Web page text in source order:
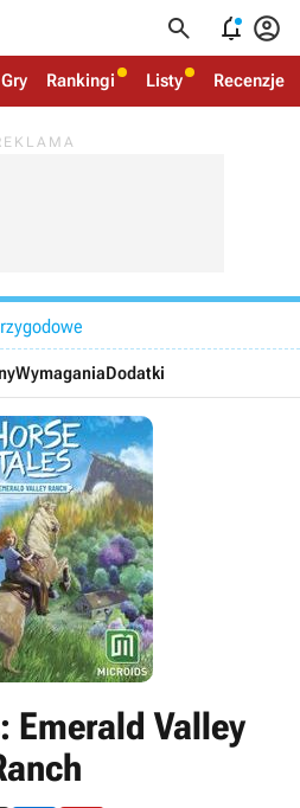
  
Gry Rankingi Listy Recenzje
WymaganiaDodatki
Emerald Valley